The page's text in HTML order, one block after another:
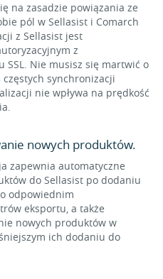
na zasadzie powiązania ze
pól w Sellasist i Comarch
z Sellasist jest
z
SSL. Nie musisz się martwić o
częstych synchronizacji
nie wpływa na prędkość
nowych produktów.
zapewnia automatyczne
do Sellasist po dodaniu
odpowiednim
eksportu, a także
nowych produktów w
ich dodaniu do